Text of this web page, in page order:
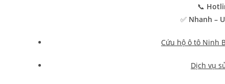
📞
✅ Nhanh –
Cứu hộ ô tô Ninh
Dịch vụ